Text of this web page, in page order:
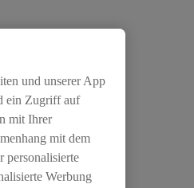
und unserer App
ein Zugriff auf
mit Ihrer
mit dem
personalisierte
Werbung